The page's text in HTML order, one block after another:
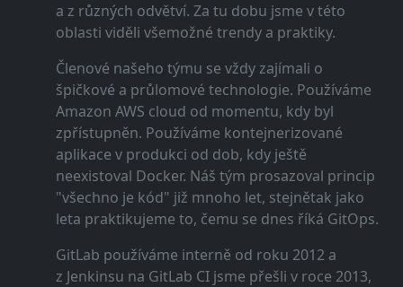
a z různých odvětví. Za tu dobu jsme v této
oblasti viděli všemožné trendy a praktiky.
Členové našeho týmu se vždy zajímali o
špičkové a průlomové technologie. Používáme
Amazon AWS cloud od momentu, kdy byl
zpřístupněn. Používáme kontejnerizované
aplikace v produkci od dob, kdy ještě
neexistoval Docker. Náš tým prosazoval princip
"všechno je kód" již mnoho let, stejnětak jako
leta praktikujeme to, čemu se dnes říká GitOps.
GitLab používáme interně od roku 2012 a
z Jenkinsu na GitLab CI jsme přešli v roce 2013,